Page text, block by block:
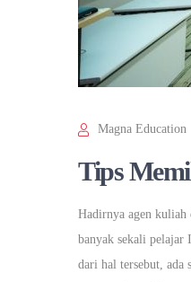
Magna Education
Tips
Hadirnya agen kuliah
banyak sekali pelajar
dari hal tersebut, ada